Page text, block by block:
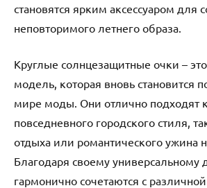
становятся ярким аксессуаром для
неповторимого летнего образа.
Круглые солнцезащитные очки –
модель, которая вновь становится
мире моды. Они отлично подходят
повседневного городского стиля,
отдыха или романтического ужина
Благодаря своему универсальному
гармонично сочетаются с